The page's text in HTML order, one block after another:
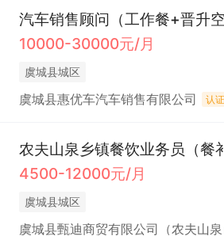
汽车销售顾问（工作餐+晋升空
10000-30000元/月
虞城县城区
虞城县惠优车汽车销售有限公司 认证
农夫山泉乡镇餐饮业务员（餐
4500-12000元/月
虞城县城区
虞城县甄迪商贸有限公司（农夫山泉